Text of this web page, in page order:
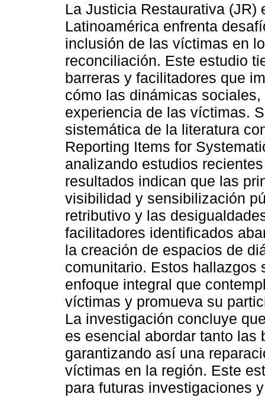
La Justicia Restaurativa (JR)
Latinoamérica enfrenta
inclusión de las víctimas en
reconciliación. Este estudio
barreras y facilitadores que
cómo las dinámicas
experiencia de las víctimas.
sistemática de la literatura
Reporting Items for
analizando estudios
resultados indican que las
visibilidad y sensibilización
retributivo y las
facilitadores identificados
la creación de espacios de
comunitario. Estos hallazgos
enfoque integral que
víctimas y promueva su
La investigación concluye
es esencial abordar tanto las
garantizando así una
víctimas en la región. Este
para futuras investigaciones